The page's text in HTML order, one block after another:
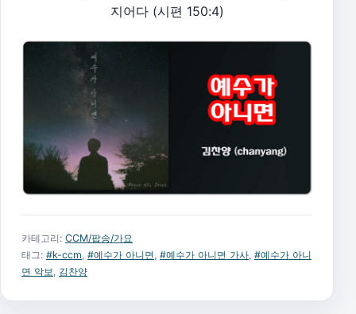
지어다 (시편 150:4)
카테고리: CCM/팝송/가요
태그: #k-ccm #예수가 아니면 #예수가 아니면 가사 #예수가 아니
면 악보
김찬양